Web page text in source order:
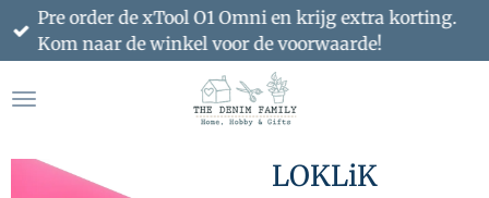
Ga
direct
de
Pre order de xTool O1 Omni en krijg extra korting.
Kom naar de winkel voor de voorwaarde!
LOKLiK